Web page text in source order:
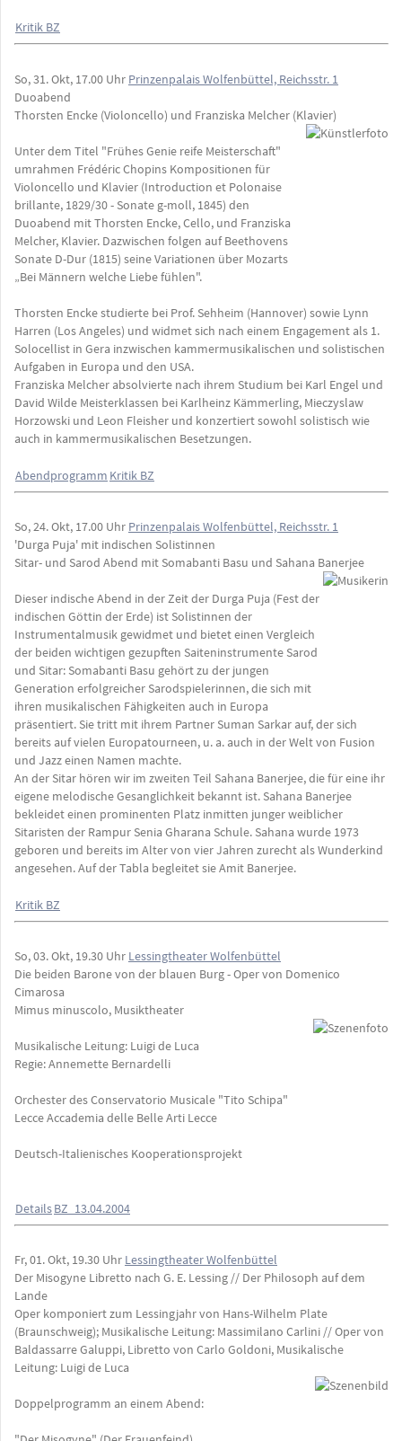
Kritik BZ
So, 31. Okt, 17.00 Uhr Prinzenpalais Wolfenbüttel, Reichsstr. 1
Duoabend
Thorsten Encke (Violoncello) und Franziska Melcher (Klavier)
Unter dem Titel "Frühes Genie reife Meisterschaft"
umrahmen Frédéric Chopins Kompositionen für
Violoncello und Klavier (Introduction et Polonaise
brillante, 1829/30 - Sonate g-moll, 1845) den
Duoabend mit Thorsten Encke, Cello, und Franziska
Melcher, Klavier. Dazwischen folgen auf Beethovens
Sonate D-Dur (1815) seine Variationen über Mozarts
„Bei Männern welche Liebe fühlen".
Thorsten Encke studierte bei Prof. Sehheim (Hannover) sowie Lynn
Harren (Los Angeles) und widmet sich nach einem Engagement als 1.
Solocellist in Gera inzwischen kammermusikalischen und solistischen
Aufgaben in Europa und den USA.
Franziska Melcher absolvierte nach ihrem Studium bei Karl Engel und
David Wilde Meisterklassen bei Karlheinz Kämmerling, Mieczyslaw
Horzowski und Leon Fleisher und konzertiert sowohl solistisch wie
auch in kammermusikalischen Besetzungen.
Abendprogramm Kritik BZ
So, 24. Okt, 17.00 Uhr Prinzenpalais Wolfenbüttel, Reichsstr. 1
'Durga Puja' mit indischen Solistinnen
Sitar- und Sarod Abend mit Somabanti Basu und Sahana Banerjee
Dieser indische Abend in der Zeit der Durga Puja (Fest der
indischen Göttin der Erde) ist Solistinnen der
Instrumentalmusik gewidmet und bietet einen Vergleich
der beiden wichtigen gezupften Saiteninstrumente Sarod
und Sitar: Somabanti Basu gehört zu der jungen
Generation erfolgreicher Sarodspielerinnen, die sich mit
ihren musikalischen Fähigkeiten auch in Europa
präsentiert. Sie tritt mit ihrem Partner Suman Sarkar auf, der sich
bereits auf vielen Europatourneen, u. a. auch in der Welt von Fusion
und Jazz einen Namen machte.
An der Sitar hören wir im zweiten Teil Sahana Banerjee, die für eine ihr
eigene melodische Gesanglichkeit bekannt ist. Sahana Banerjee
bekleidet einen prominenten Platz inmitten junger weiblicher
Sitaristen der Rampur Senia Gharana Schule. Sahana wurde 1973
geboren und bereits im Alter von vier Jahren zurecht als Wunderkind
angesehen. Auf der Tabla begleitet sie Amit Banerjee.
Kritik BZ
So, 03. Okt, 19.30 Uhr Lessingtheater Wolfenbüttel
Die beiden Barone von der blauen Burg - Oper von Domenico
Cimarosa
Mimus minuscolo, Musiktheater
Musikalische Leitung: Luigi de Luca
Regie: Annemette Bernardelli
Orchester des Conservatorio Musicale "Tito Schipa"
Lecce Accademia delle Belle Arti Lecce
Deutsch-Italienisches Kooperationsprojekt
DetailsBZ_13.04.2004
Fr, 01. Okt, 19.30 Uhr Lessingtheater Wolfenbüttel
Der Misogyne Libretto nach G. E. Lessing // Der Philosoph auf dem
Lande
Oper komponiert zum Lessingjahr von Hans-Wilhelm Plate
(Braunschweig); Musikalische Leitung: Massimilano Carlini // Oper von
Baldassarre Galuppi, Libretto von Carlo Goldoni, Musikalische
Leitung: Luigi de Luca
Doppelprogramm an einem Abend: